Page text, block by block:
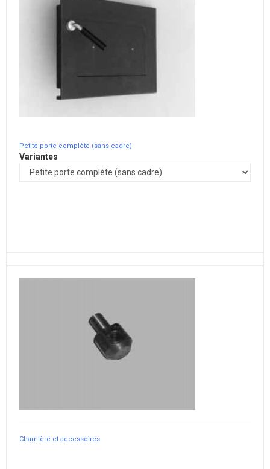
Petite porte complète (sans cadre)
Variantes
Charnière et accessoires